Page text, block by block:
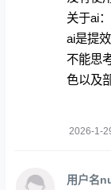
关于ai：
ai是提
不能思
色以及
2026-1-
用户名